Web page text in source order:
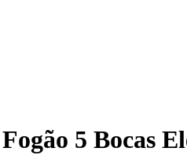
5 Bocas